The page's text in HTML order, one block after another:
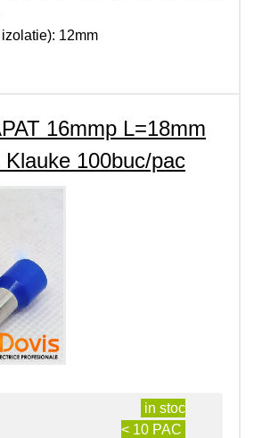
12mm
16mmp L=18mm
100buc/pac
in stoc
< 10 PAC